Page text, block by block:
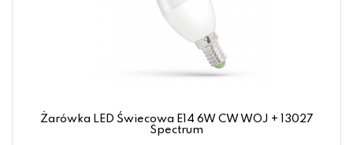
Żarówka LED Świecowa E14 6W CW WOJ + 13027
Spectrum